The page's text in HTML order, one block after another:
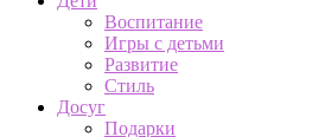
Воспитание
Игры с детьми
Развитие
Стиль
Досуг
Подарки